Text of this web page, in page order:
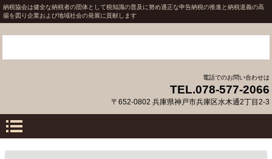
納税協会は健全な納税者の団体として税知識の普及に努め適正な申告納税の推進と納税道義の高
揚を図り企業および地域社会の発展に貢献します
電話でのお問い合わせは
TEL.078-577-2066
〒652-0802 兵庫県神戸市兵庫区水木通2丁目2-3